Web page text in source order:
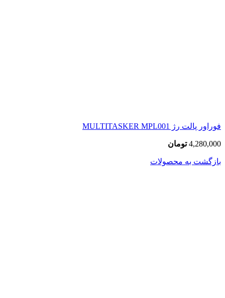
فوراور پالت رژ MULTITASKER MPL001
4,280,000 تومان
بازگشت به محصولات